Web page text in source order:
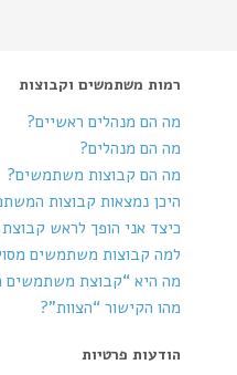
רמות משתמשים וקבוצות
מה הם מנהלים ראשיים?
מה הם מנהלים?
מה הם קבוצות משתמשים?
היכן נמצאות קבוצות
כיצד אני הופך לראש
למה קבוצות משתמשים
מה היא “קבוצת משתמשים
מהו הקישור “הצוות”?
הודעות פרטיות